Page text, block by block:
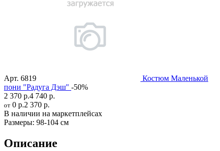
Арт. 6819
Костюм Маленькой
пони "Радуга Дэш" -50%
2 370 р.4 740 р.
от 0 р.2 370 р.
В наличии на маркетплейсах
Размеры: 98-104 см
Описание